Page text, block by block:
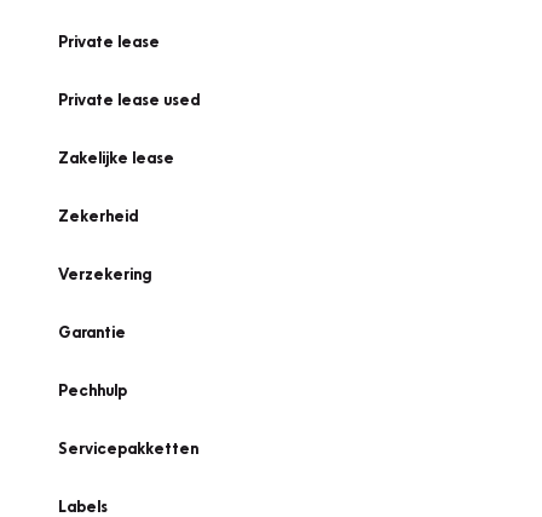
Private lease
Private lease used
Zakelijke lease
Zekerheid
Verzekering
Garantie
Pechhulp
Servicepakketten
Labels